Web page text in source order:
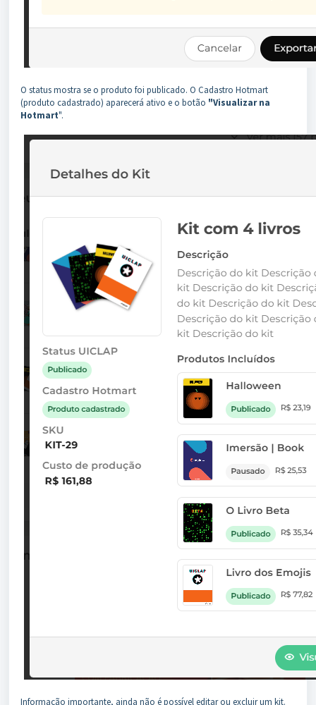
O status mostra se o produto foi publicado. O Cadastro Hotmart
(produto cadastrado) aparecerá ativo e o botão "Visualizar na
Hotmart".
Informação importante, ainda não é possível editar ou excluir um kit.